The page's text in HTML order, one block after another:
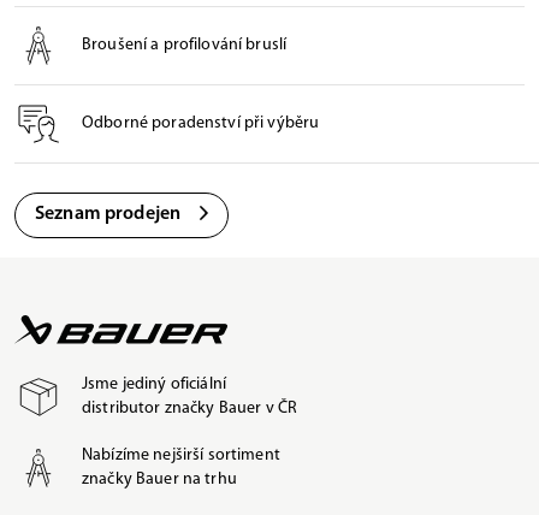
Broušení a profilování bruslí
Odborné poradenství při výběru
Seznam prodejen
Jsme jediný oficiální
distributor značky Bauer v ČR
Nabízíme nejširší sortiment
značky Bauer na trhu